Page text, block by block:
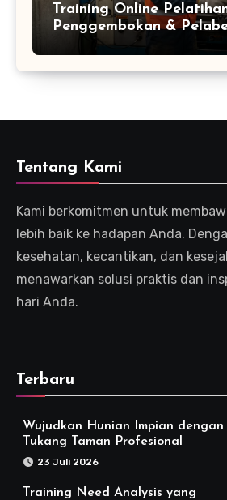
Training Online
Penggembokan &
Tentang Kami
Kami berkomitmen untuk
lebih baik ke hadapan Anda.
kesehatan, kecantikan, dan
menawarkan solusi praktis dan
hari Anda.
Terbaru
Wujudkan Hunian Impian dengan
Tukang Taman Profesional
23 Juli 2026
Training Need Analysis yang